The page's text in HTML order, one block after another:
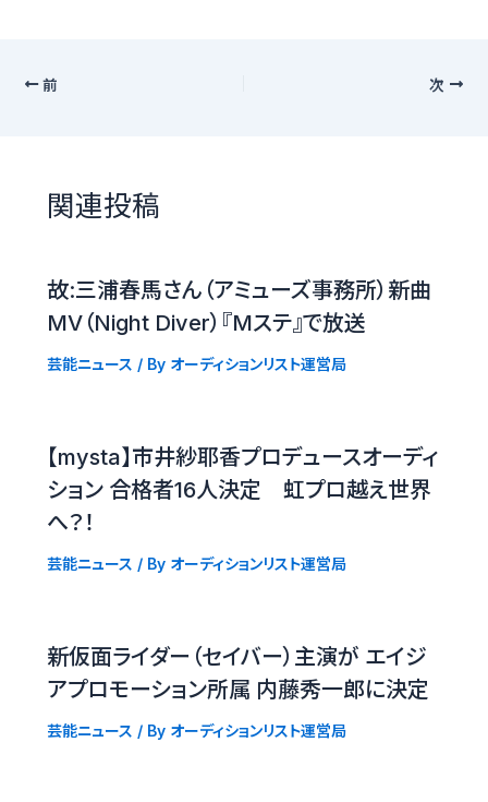
前 次
関連投稿
故:三浦春馬さん（アミューズ事務所）新曲
MV（Night Diver）『Mステ』で放送
芸能ニュース / By オーディションリスト運営局
【mysta】市井紗耶香プロデュースオーディ
ション 合格者16人決定 虹プロ越え世界
へ？！
芸能ニュース / By オーディションリスト運営局
新仮面ライダー（セイバー）主演が エイジ
アプロモーション所属 内藤秀一郎に決定
芸能ニュース / By オーディションリスト運営局